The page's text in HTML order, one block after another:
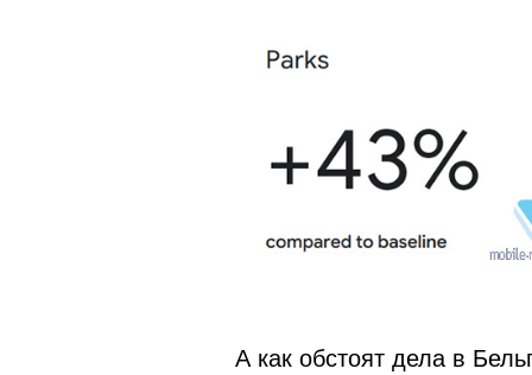
А как обстоят дела в